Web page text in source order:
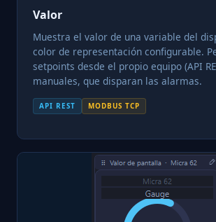
Valor
Muestra el valor de una variable del
color de representación configurable.
setpoints desde el propio equipo (API
manuales, que disparan las alarmas.
API REST MODBUS TCP